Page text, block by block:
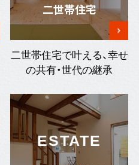
二世帯住宅
二世帯住宅で叶える、幸せ
の共有・世代の継承
ESTATE